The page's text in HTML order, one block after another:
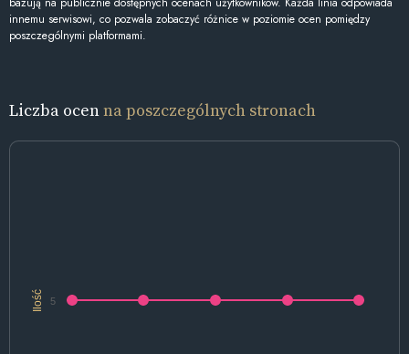
innemu serwisowi, co pozwala zobaczyć różnice w poziomie ocen pomiędzy
poszczególnymi platformami.
Liczba ocenna poszczególnych stronach
Ilość 5